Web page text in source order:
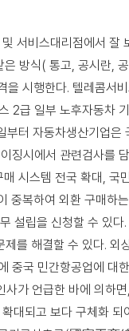
서비스대리점에서
방식( 통고, 공시란,
시행한다. 텔레콤서
2급 일부 노후자동차
터 자동차생산기업
징시에서 관련검사
시스템 전국 확대,
복하여 외환 구매
설립을 신청할 수 있
를 해결할 수 있다.
국 민간항공업에 대
가 언급한 바에 의하
대되고 보다 구체화